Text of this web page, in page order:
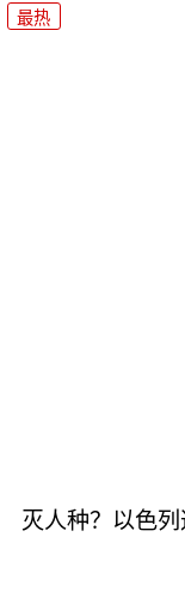
最热
灭人种？以色